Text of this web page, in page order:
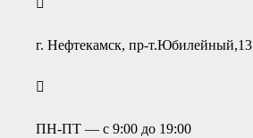
г. Нефтекамск, пр-т.Юбилейный,13
ПН-ПТ — с 9:00 до 19:00